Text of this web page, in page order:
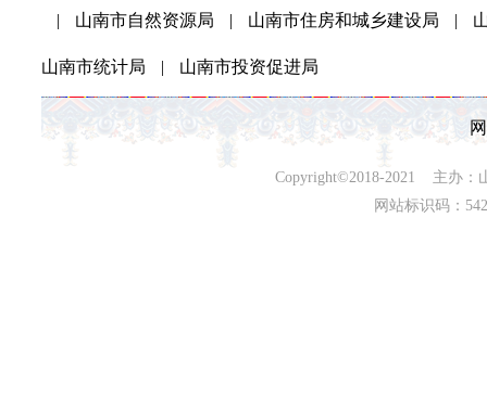
| 山南市自然资源局 | 山南市住房和城乡建设局 |
山南市统计局 | 山南市投资促进局
Copyright©2018-2021 主办：
网站标识码：